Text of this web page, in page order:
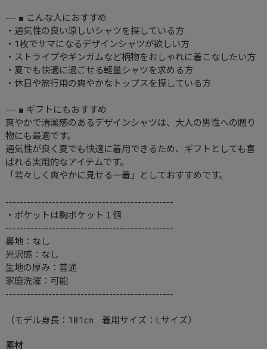
--- ■ こんな人におすすめ
・通気性の良い涼しいシャツを探している方
・1枚でサマになるデザインシャツが欲しい方
・ストライプやギンガムなど柄物をおしゃれに着こなしたい方
・夏でも快適に過ごせる軽量シャツを求める方
・休日や旅行用の爽やかなトップスを探している方
--- ■ ギフトにもおすすめ
爽やかで清潔感のあるデザインシャツは、大人の男性への贈り
物にも最適です。
通気性が良く夏でも快適に着用できるため、ギフトとしても喜
ばれる実用的なアイテムです。
「若々しく爽やかに見せる一着」としておすすめです。
-----------------------------------------------
・ポケットは胸ポケット１個
-----------------------------------------------
裏地：なし
光沢感：なし
生地の厚み：普通
家庭洗濯：可能
-----------------------------------------------
（モデル身長：181㎝ 着用サイズ：Lサイズ）
素材